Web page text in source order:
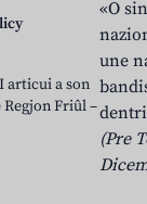
articui a son
Friûl –
«O
une
(Pre